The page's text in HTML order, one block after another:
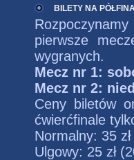
BILETY NA
pierwsze
wygranych.
Mecz nr 1:
Mecz nr 2:
Ceny biletów
ćwierćfinale
Normalny: 35
Ulgowy: 25 zł